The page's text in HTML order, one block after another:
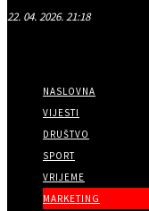
22. 04. 2026. 21:18
NASLOVNA
VIJESTI
DRUŠTVO
SPORT
VRIJEME
MARKETING